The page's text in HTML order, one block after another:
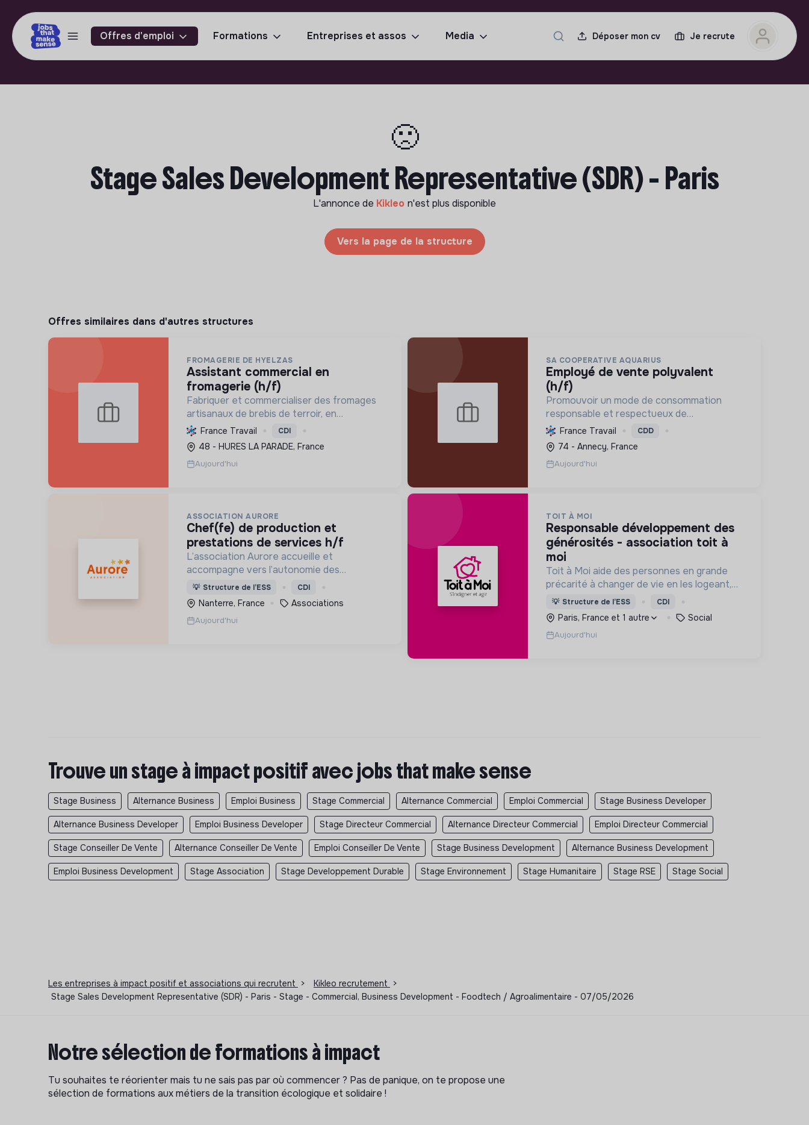
Offres d'emploi Formations Entreprises et assos Media Déposer mon cv Je recrute
🙁
Stage Sales Development Representative (SDR) - Paris
L'annonce de Kikleo n'est plus disponible
Vers la page de la structure
Offres similaires dans d'autres structures
FROMAGERIE DE HYELZAS
assistant commercial en
fromagerie (h/f)
Fabriquer et commercialiser des fromages
artisanaux de brebis de terroir, en
soutenant l'agriculture locale et biologique,
et en promouvant un modèle économique
et social équitable.
France Travail CDI
48 - HURES LA PARADE, France
Aujourd'hui
SA COOPERATIVE AQUARIUS
employé de vente polyvalent
(h/f)
Promouvoir un mode de consommation
responsable et respectueux de
l'environnement, en offrant des produits bio
et équitables, en réduisant les déchets et
en soutenant l'économie locale et solidaire.
France Travail CDD
74 - Annecy, France
Aujourd'hui
ASSOCIATION AURORE
chef(fe) de production et
prestations de services h/f
L’association Aurore accueille et
accompagne vers l’autonomie des
personnes en situation de précarité ou
d’exclusion via l’hébergement, les soins et
l’insertion sociale et professionnelle.
💡 Structure de l’ESS CDI
Nanterre, France Associations
Aujourd'hui
TOIT À MOI
responsable développement des
générosités - association toit à
moi
Toit à Moi aide des personnes en grande
précarité à changer de vie en les logeant,
en les accompagnant pour résoudre leurs
problématiques, et en créant du lien social
pour sortir de l'exclusion.
💡 Structure de l’ESS CDI
Paris, France et 1 autre Social
Aujourd'hui
Trouve un stage à impact positif avec jobs that make sense
Stage Business Alternance Business Emploi Business Stage Commercial Alternance Commercial Emploi Commercial Stage Business Developer
Alternance Business Developer Emploi Business Developer Stage Directeur Commercial Alternance Directeur Commercial Emploi Directeur Commercial
Stage Conseiller De Vente Alternance Conseiller De Vente Emploi Conseiller De Vente Stage Business Development Alternance Business Development
Emploi Business Development Stage Association Stage Developpement Durable Stage Environnement Stage Humanitaire Stage RSE Stage Social
Les entreprises à impact positif et associations qui recrutent > Kikleo recrutement
>
Stage Sales Development Representative (SDR) - Paris - Stage - Commercial, Business Development - Foodtech / Agroalimentaire - 07/05/2026
Notre sélection de formations à impact
Tu souhaites te réorienter mais tu ne sais pas par où commencer ? Pas de panique, on te propose une
sélection de formations aux métiers de la transition écologique et solidaire !